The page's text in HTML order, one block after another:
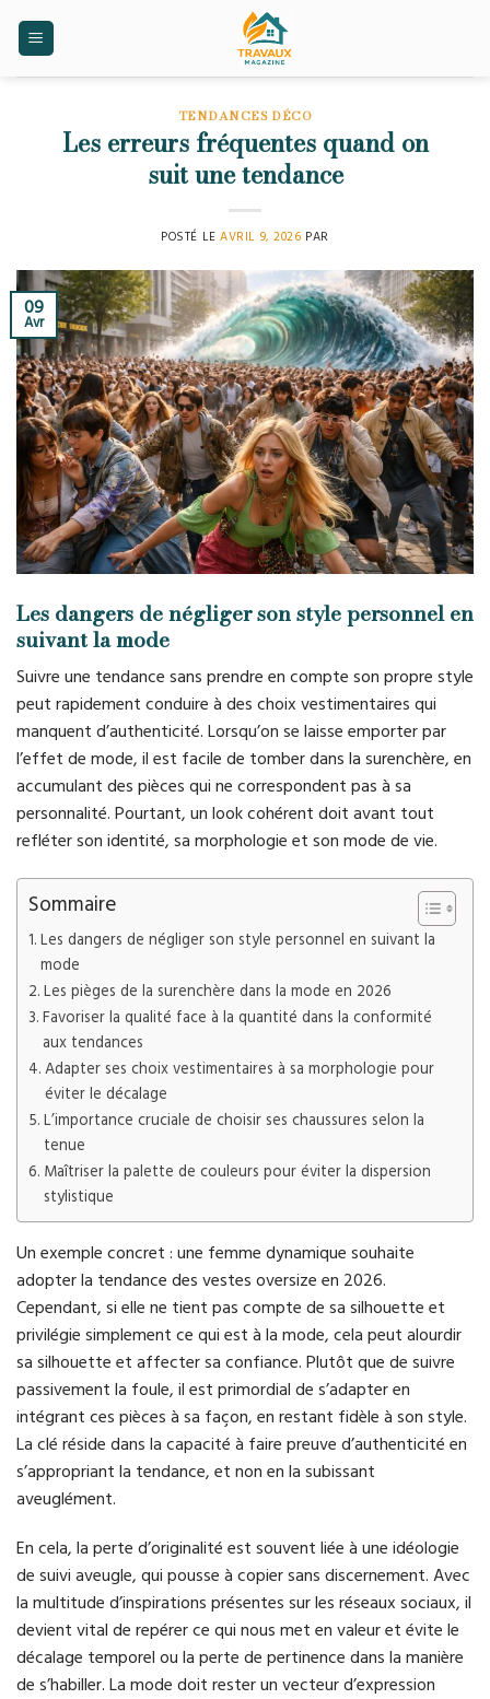
TENDANCES DÉCO
Les erreurs fréquentes quand on
suit une tendance
POSTÉ LEAVRIL 9, 2026 PAR
09
Avr
Les dangers de négliger son style personnel en
suivant la mode
Suivre une tendance sans prendre en compte son propre style
peut rapidement conduire à des choix vestimentaires qui
manquent d’authenticité. Lorsqu’on se laisse emporter par
l’effet de mode, il est facile de tomber dans la surenchère, en
accumulant des pièces qui ne correspondent pas à sa
personnalité. Pourtant, un look cohérent doit avant tout
refléter son identité, sa morphologie et son mode de vie.
Sommaire
Les dangers de négliger son style personnel en suivant la
mode
Les pièges de la surenchère dans la mode en 2026
Favoriser la qualité face à la quantité dans la conformité
aux tendances
Adapter ses choix vestimentaires à sa morphologie pour
éviter le décalage
L’importance cruciale de choisir ses chaussures selon la
tenue
Maîtriser la palette de couleurs pour éviter la dispersion
stylistique
Un exemple concret : une femme dynamique souhaite
adopter la tendance des vestes oversize en 2026.
Cependant, si elle ne tient pas compte de sa silhouette et
privilégie simplement ce qui est à la mode, cela peut alourdir
sa silhouette et affecter sa confiance. Plutôt que de suivre
passivement la foule, il est primordial de s’adapter en
intégrant ces pièces à sa façon, en restant fidèle à son style.
La clé réside dans la capacité à faire preuve d’authenticité en
s’appropriant la tendance, et non en la subissant
aveuglément.
En cela, la perte d’originalité est souvent liée à une idéologie
de suivi aveugle, qui pousse à copier sans discernement. Avec
la multitude d’inspirations présentes sur les réseaux sociaux, il
devient vital de repérer ce qui nous met en valeur et évite le
décalage temporel ou la perte de pertinence dans la manière
de s’habiller. La mode doit rester un vecteur d’expression